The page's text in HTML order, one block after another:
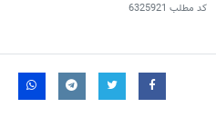
کد مطلب 6325921